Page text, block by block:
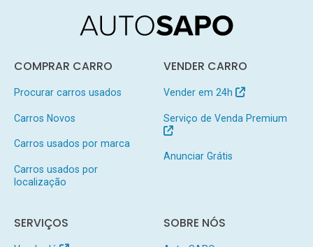
COMPRAR CARRO
Procurar carros usados
Carros Novos
Carros usados por marca
Carros usados por
localização
VENDER CARRO
Vender em 24h
Serviço de Venda Premium
Anunciar Grátis
SERVIÇOS SOBRE NÓS